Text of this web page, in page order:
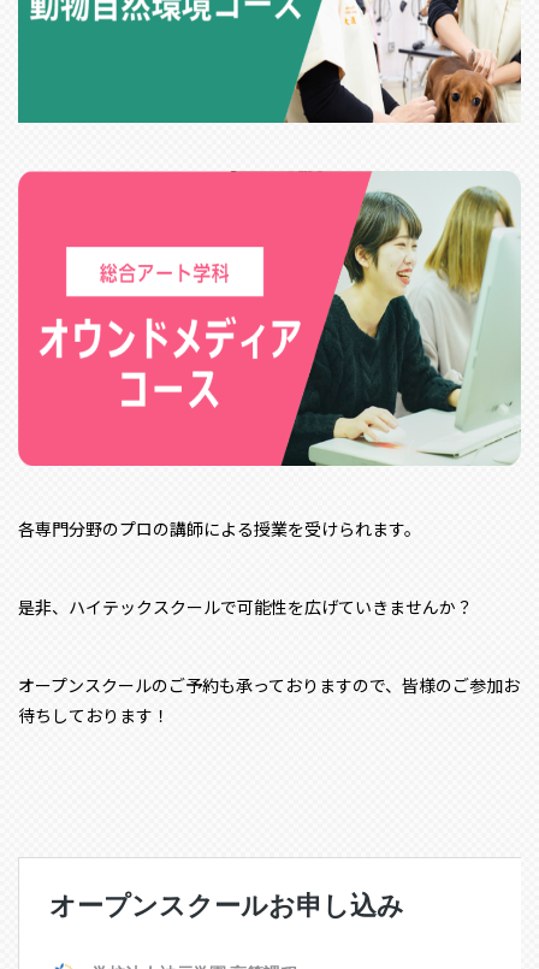
各専門分野のプロの講師による授業を受けられます。
是非、ハイテックスクールで可能性を広げていきませんか？
オープンスクールのご予約も承っておりますので、皆様のご参加お
待ちしております！